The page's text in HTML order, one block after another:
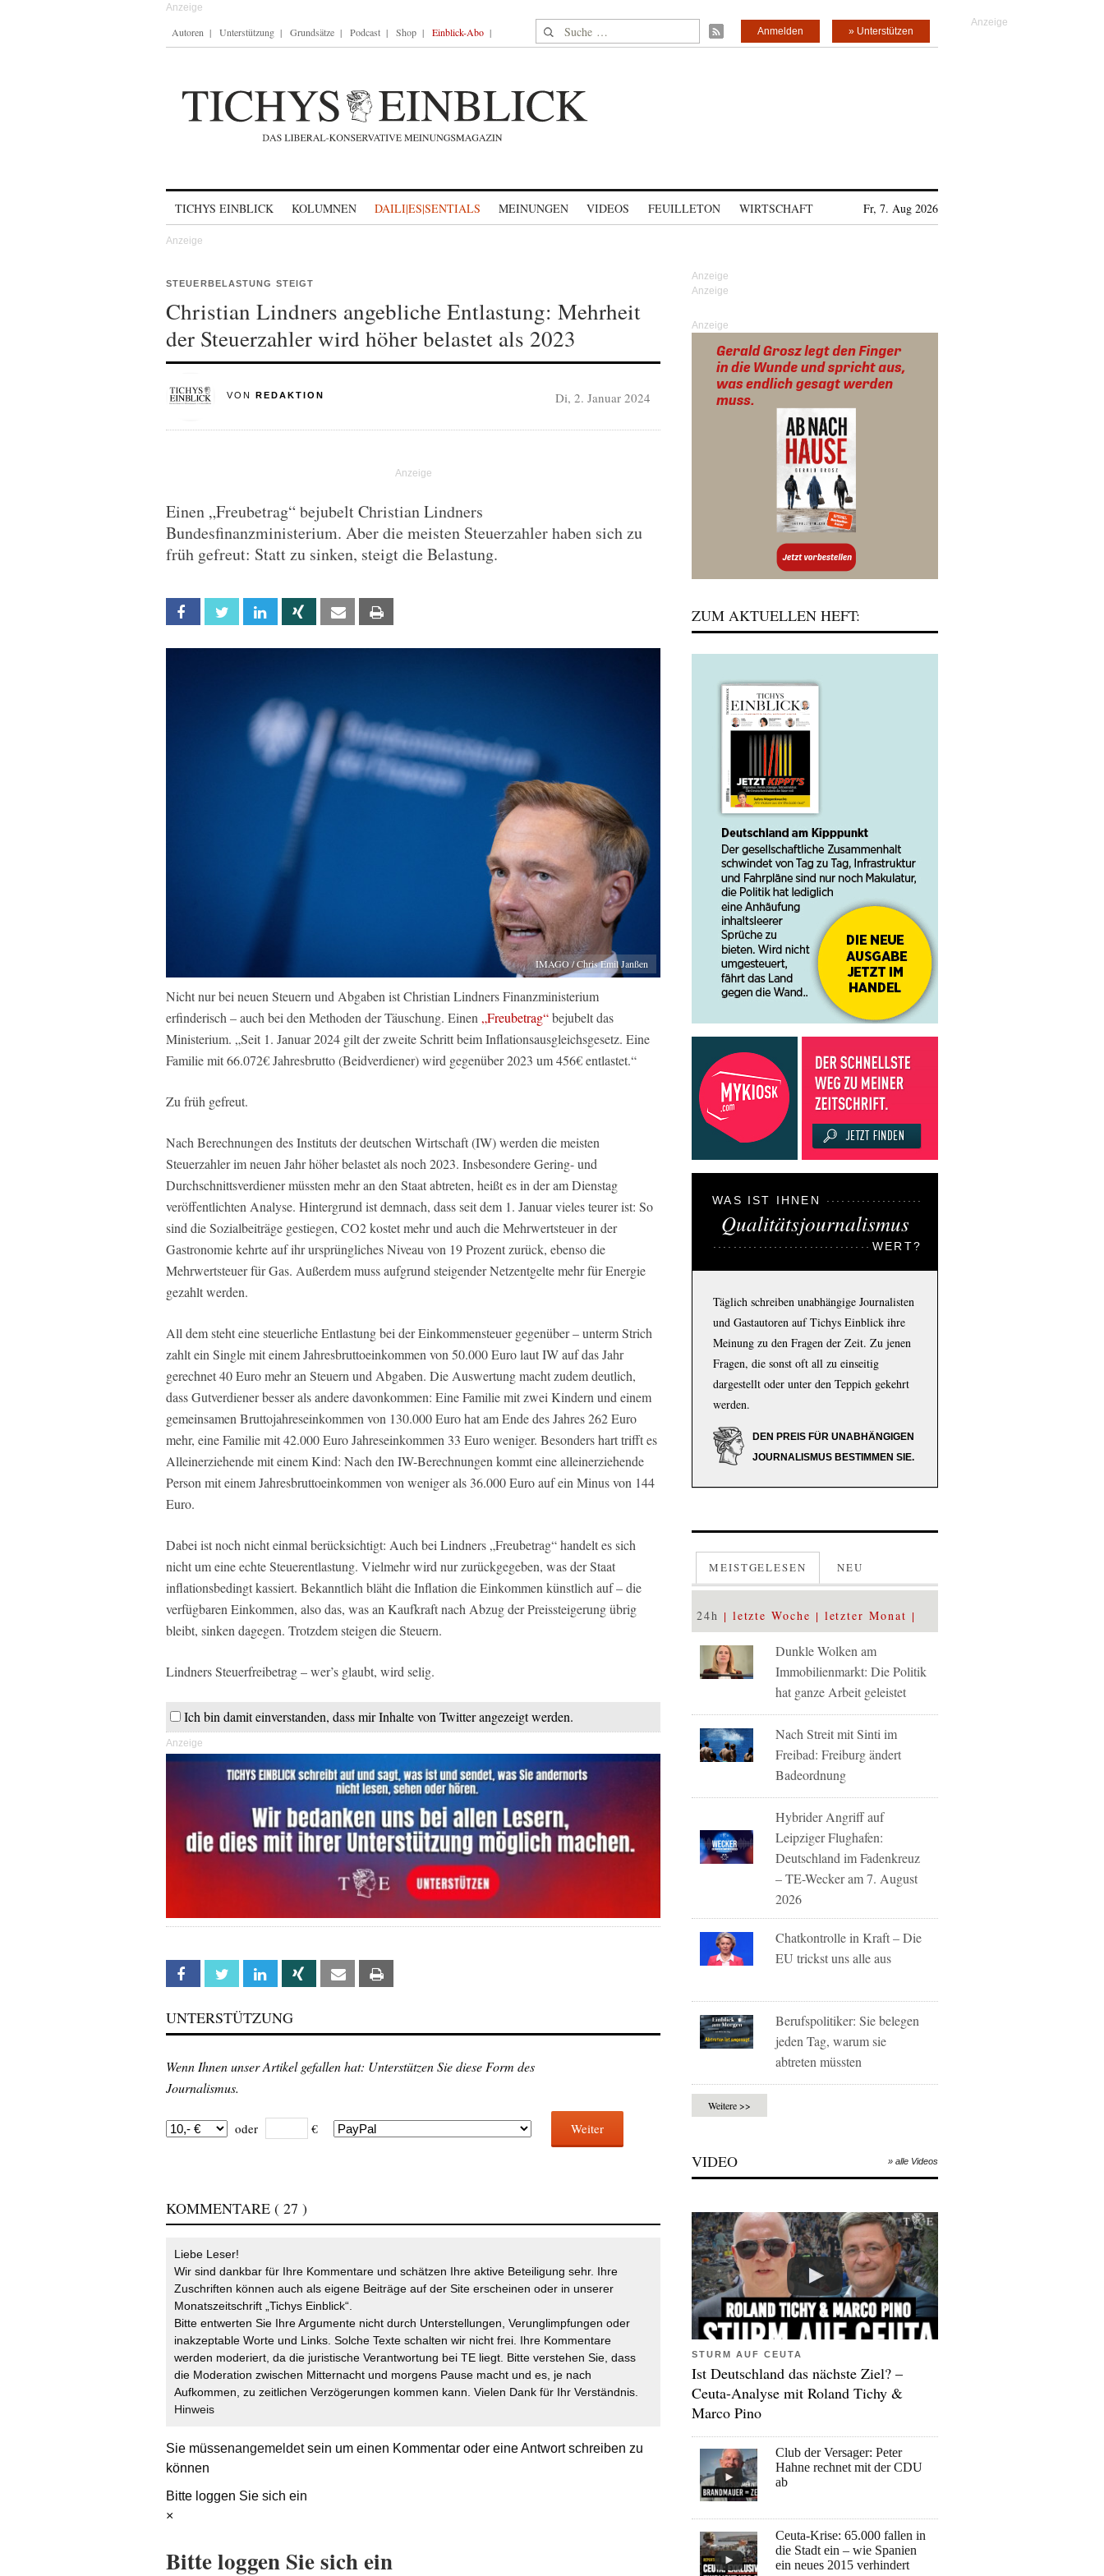
Autoren Unterstützung Grundsätze Podcast Shop Einblick-Abo Suche nach: » Unterstützen
Anmelden
TICHYS EINBLICK KOLUMNEN DAILI|ES|SENTIALS MEINUNGEN VIDEOS FEUILLETON WIRTSCHAFT Fr, 7. Aug 2026
STEUERBELASTUNG STEIGT
Christian Lindners angebliche Entlastung: Mehrheit
der Steuerzahler wird höher belastet als 2023
VON REDAKTION Di, 2. Januar 2024
Einen „Freubetrag“ bejubelt Christian Lindners
Bundesfinanzministerium. Aber die meisten Steuerzahler haben sich zu
früh gefreut: Statt zu sinken, steigt die Belastung.
Facebook Twitter Linkedin Xing Email
IMAGO / Chris Emil Janßen
Nicht nur bei neuen Steuern und Abgaben ist Christian Lindners Finanzministerium
erfinderisch – auch bei den Methoden der Täuschung. Einen „Freubetrag“bejubelt das
Ministerium. „Seit 1. Januar 2024 gilt der zweite Schritt beim Inflationsausgleichsgesetz. Eine
Familie mit 66.072€ Jahresbrutto (Beidverdiener) wird gegenüber 2023 um 456€ entlastet.“
Zu früh gefreut.
Nach Berechnungen des Instituts der deutschen Wirtschaft (IW) werden die meisten
Steuerzahler im neuen Jahr höher belastet als noch 2023. Insbesondere Gering- und
Durchschnittsverdiener müssten mehr an den Staat abtreten, heißt es in der am Dienstag
veröffentlichten Analyse. Hintergrund ist demnach, dass seit dem 1. Januar vieles teurer ist: So
sind die Sozialbeiträge gestiegen, CO2 kostet mehr und auch die Mehrwertsteuer in der
Gastronomie kehrte auf ihr ursprüngliches Niveau von 19 Prozent zurück, ebenso die
Mehrwertsteuer für Gas. Außerdem muss aufgrund steigender Netzentgelte mehr für Energie
gezahlt werden.
All dem steht eine steuerliche Entlastung bei der Einkommensteuer gegenüber – unterm Strich
zahlt ein Single mit einem Jahresbruttoeinkommen von 50.000 Euro laut IW auf das Jahr
gerechnet 40 Euro mehr an Steuern und Abgaben. Die Auswertung macht zudem deutlich,
dass Gutverdiener besser als andere davonkommen: Eine Familie mit zwei Kindern und einem
gemeinsamen Bruttojahreseinkommen von 130.000 Euro hat am Ende des Jahres 262 Euro
mehr, eine Familie mit 42.000 Euro Jahreseinkommen 33 Euro weniger. Besonders hart trifft es
Alleinerziehende mit einem Kind: Nach den IW-Berechnungen kommt eine alleinerziehende
Person mit einem Jahresbruttoeinkommen von weniger als 36.000 Euro auf ein Minus von 144
Euro.
Dabei ist noch nicht einmal berücksichtigt: Auch bei Lindners „Freubetrag“ handelt es sich
nicht um eine echte Steuerentlastung. Vielmehr wird nur zurückgegeben, was der Staat
inflationsbedingt kassiert. Bekanntlich bläht die Inflation die Einkommen künstlich auf – die
verfügbaren Einkommen, also das, was an Kaufkraft nach Abzug der Preissteigerung übrig
bleibt, sinken dagegen. Trotzdem steigen die Steuern.
Lindners Steuerfreibetrag – wer’s glaubt, wird selig.
Ich bin damit einverstanden, dass mir Inhalte von Twitter angezeigt werden.
Anzeige
Facebook Twitter Linkedin Xing Email
UNTERSTÜTZUNG
Wenn Ihnen unser Artikel gefallen hat: Unterstützen Sie diese Form des
Journalismus.
oder € Weiter
KOMMENTARE ( 27 )
Liebe Leser!
Wir sind dankbar für Ihre Kommentare und schätzen Ihre aktive Beteiligung sehr. Ihre
Zuschriften können auch als eigene Beiträge auf der Site erscheinen oder in unserer
Monatszeitschrift „Tichys Einblick“.
Bitte entwerten Sie Ihre Argumente nicht durch Unterstellungen, Verunglimpfungen oder
inakzeptable Worte und Links. Solche Texte schalten wir nicht frei. Ihre Kommentare
werden moderiert, da die juristische Verantwortung bei TE liegt. Bitte verstehen Sie, dass
die Moderation zwischen Mitternacht und morgens Pause macht und es, je nach
Aufkommen, zu zeitlichen Verzögerungen kommen kann. Vielen Dank für Ihr Verständnis.
Hinweis
Sie müssenangemeldetsein um einen Kommentar oder eine Antwort schreiben zu
können
Bitte loggen Sie sich ein
×
Bitte loggen Sie sich ein
Anzeige
ZUM AKTUELLEN HEFT:
WAS IST IHNEN
Qualitätsjournalismus
WERT?
Täglich schreiben unabhängige Journalisten
und Gastautoren auf Tichys Einblick ihre
Meinung zu den Fragen der Zeit. Zu jenen
Fragen, die sonst oft all zu einseitig
dargestellt oder unter den Teppich gekehrt
werden.
DEN PREIS FÜR UNABHÄNGIGEN
JOURNALISMUS BESTIMMEN SIE.
MEISTGELESEN NEU
24h letzte Woche letzter Monat
Dunkle Wolken am
Immobilienmarkt: Die Politik
hat ganze Arbeit geleistet
Nach Streit mit Sinti im
Freibad: Freiburg ändert
Badeordnung
Hybrider Angriff auf
Leipziger Flughafen:
Deutschland im Fadenkreuz
– TE-Wecker am 7. August
2026
Chatkontrolle in Kraft – Die
EU trickst uns alle aus
Berufspolitiker: Sie belegen
jeden Tag, warum sie
abtreten müssten
Weitere >>
VIDEO » alle Videos
STURM AUF CEUTA
Ist Deutschland das nächste Ziel? –
Ceuta-Analyse mit Roland Tichy &
Marco Pino
Club der Versager: Peter
Hahne rechnet mit der CDU
ab
Ceuta-Krise: 65.000 fallen in
die Stadt ein – wie Spanien
ein neues 2015 verhindert